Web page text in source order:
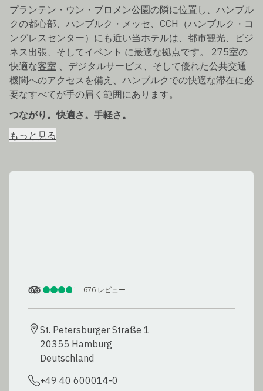
プランテン・ウン・ブロメン公園の隣に位置し、ハンブル
クの都心部、ハンブルク・メッセ、CCH（ハンブルク・コ
ングレスセンター）にも近い当ホテルは、都市観光、ビジ
ネス出張、そしてイベント に最適な拠点です。 275室の
快適な客室 、デジタルサービス、そして優れた公共交通
機関へのアクセスを備え、ハンブルクでの快適な滞在に必
要なすべてが手の届く範囲にあります。
つながり。快適さ。手軽さ。
もっと見る
676 レビュー
St. Petersburger Straße 1
20355 Hamburg
Deutschland
+49 40 600014-0